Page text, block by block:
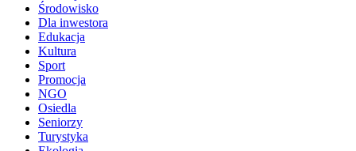
Środowisko
Dla inwestora
Edukacja
Kultura
Sport
Promocja
NGO
Osiedla
Seniorzy
Turystyka